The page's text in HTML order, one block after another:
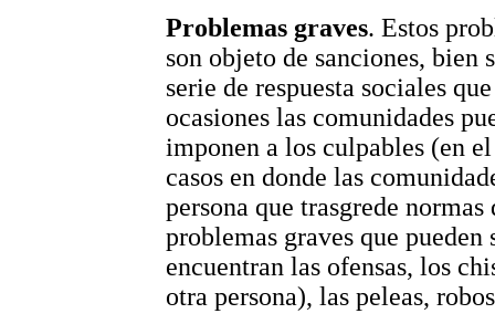
Problemas graves. Estos
son objeto de sanciones, bien
serie de respuesta sociales
ocasiones las comunidades
imponen a los culpables (en
casos en donde las
persona que trasgrede
problemas graves que
encuentran las ofensas, los
otra persona), las peleas,